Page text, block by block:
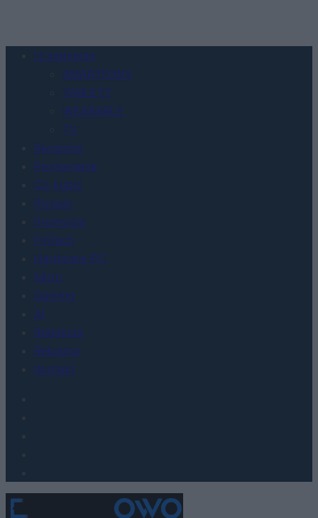
Urządzenia
SMARTFONY
TABLETY
WEARABLE
TV
Recenzje
Porównania
Co kupić
Porady
Promocje
FinTech
Hardware PC
Moto
Gaming
AI
Redakcja
Reklama
Kontakt